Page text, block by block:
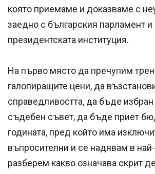
която приемаме и доказваме с
заедно с българския парламент и
президентската институция.
На първо място да пречупим
галопиращите цени, да
справедливостта, да бъде
съдебен съвет, да бъде приет
годината, пред който има
въпросителни и се надявам в
разберем какво означава скрит